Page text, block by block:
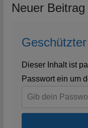
Neuer Beitrag
Dieser Inhalt ist
Passwort ein um